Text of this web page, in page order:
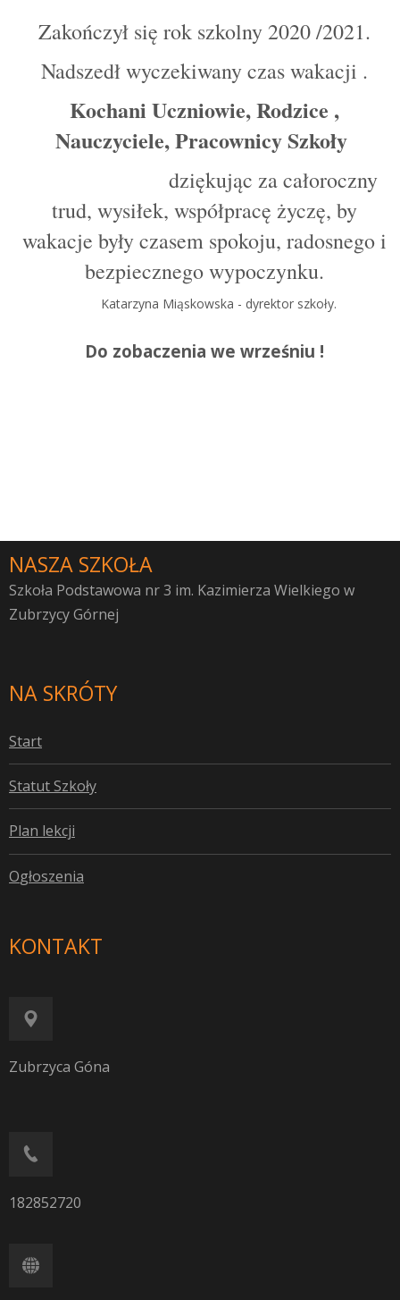
Zakończył się rok szkolny 2020 /2021.
Nadszedł wyczekiwany czas wakacji .
Kochani Uczniowie, Rodzice ,
Nauczyciele, Pracownicy Szkoły
dziękując za całoroczny
trud, wysiłek, współpracę życzę, by
wakacje były czasem spokoju, radosnego i
bezpiecznego wypoczynku.
Katarzyna Miąskowska - dyrektor szkoły.
Do zobaczenia we wrześniu !
NASZA SZKOŁA
Szkoła Podstawowa nr 3 im. Kazimierza Wielkiego w
Zubrzycy Górnej
NA SKRÓTY
Start
Statut Szkoły
Plan lekcji
Ogłoszenia
KONTAKT
Zubrzyca Góna
182852720